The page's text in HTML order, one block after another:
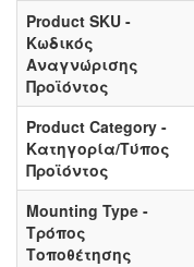
Product SKU -
Κωδικός
Αναγνώρισης
Προϊόντος
Product Category -
Κατηγορία/Τύπος
Προϊόντος
Mounting Type -
Τρόπος
Τοποθέτησης